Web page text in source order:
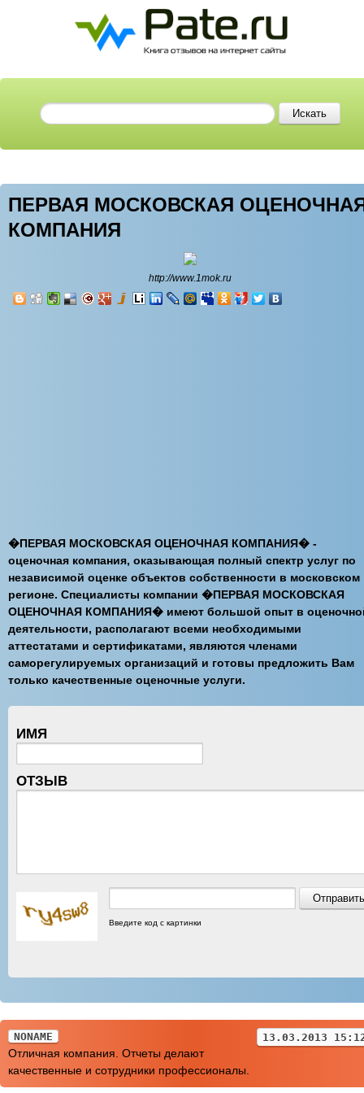
ПЕРВАЯ МОСКОВСКАЯ
КОМПАНИЯ
http://www.1mok.ru
�ПЕРВАЯ МОСКОВСКАЯ ОЦЕНОЧНАЯ КОМПАНИЯ� -
оценочная компания, оказывающая полный спектр услуг по
независимой оценке объектов собственности в московском
регионе. Специалисты компании �ПЕРВАЯ МОСКОВСКАЯ
ОЦЕНОЧНАЯ КОМПАНИЯ� имеют большой опыт в
деятельности, располагают всеми необходимыми
аттестатами и сертификатами, являются членами
саморегулируемых организаций и готовы предложить Вам
только качественные оценочные услуги.
ИМЯ
ОТЗЫВ
Введите код с картинки
NONAME 13.03.2013
Отличная компания. Отчеты делают
качественные и сотрудники профессионалы.